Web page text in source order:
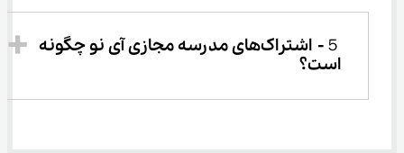
５-	اشتراک‌های مدرسه مجازی آی نو چگونه
است؟